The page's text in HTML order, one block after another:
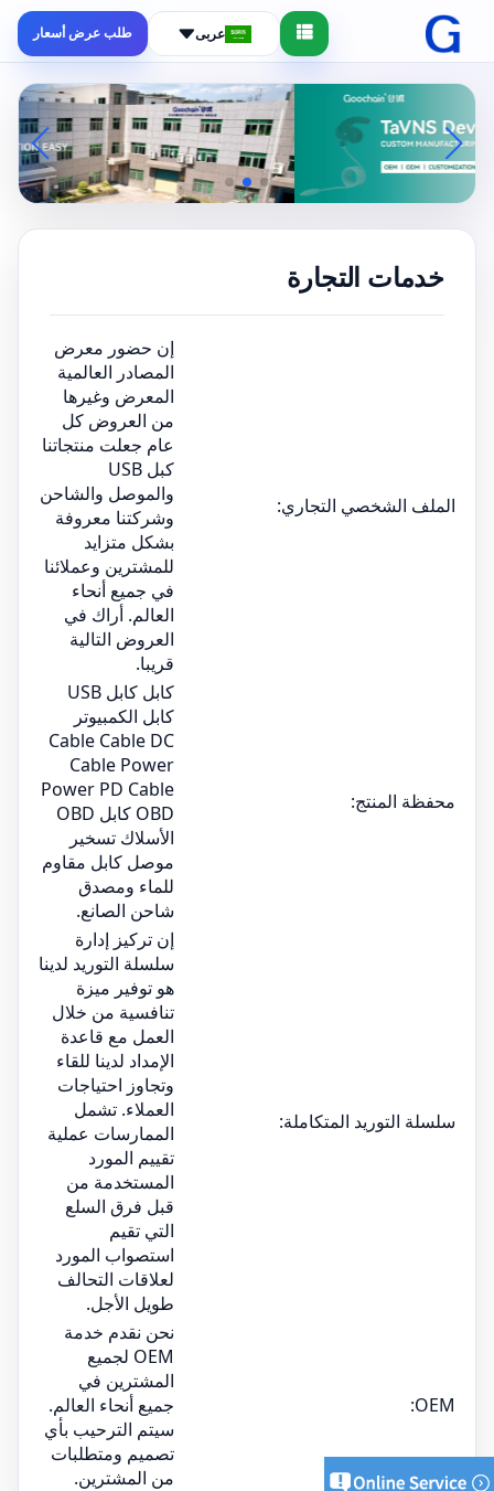
عربى طلب عرض أسعار
خدمات التجارة
الملف الشخصي التجاري:
إن حضور معرض
المصادر العالمية
المعرض وغيرها
من العروض كل
عام جعلت منتجاتنا
كبل USB
والموصل والشاحن
وشركتنا معروفة
بشكل متزايد
للمشترين وعملائنا
في جميع أنحاء
العالم. أراك في
العروض التالية
قريبا.
محفظة المنتج:
كابل كابل USB
كابل الكمبيوتر
Cable Cable DC
Cable Power
Power PD Cable
OBD كابل OBD
الأسلاك تسخير
موصل كابل مقاوم
للماء ومصدق
شاحن الصانع.
سلسلة التوريد المتكاملة:
إن تركيز إدارة
سلسلة التوريد لدينا
هو توفير ميزة
تنافسية من خلال
العمل مع قاعدة
الإمداد لدينا للقاء
وتجاوز احتياجات
العملاء. تشمل
الممارسات عملية
تقييم المورد
المستخدمة من
قبل فرق السلع
التي تقيم
استصواب المورد
لعلاقات التحالف
طويل الأجل.
OEM:
نحن نقدم خدمة
OEM لجميع
المشترين في
جميع أنحاء العالم.
سيتم الترحيب بأي
تصميم ومتطلبات
من المشترين.